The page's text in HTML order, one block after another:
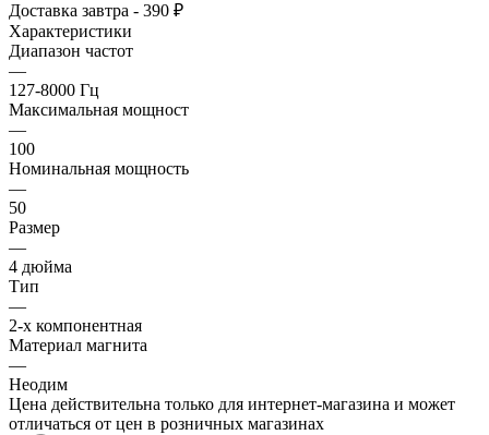
Доставка завтра - 390 ₽
Характеристики
Диапазон частот
—
127-8000 Гц
Максимальная мощност
—
100
Номинальная мощность
—
50
Размер
—
4 дюйма
Тип
—
2-х компонентная
Материал магнита
—
Неодим
Цена действительна только для интернет-магазина и может
отличаться от цен в розничных магазинах